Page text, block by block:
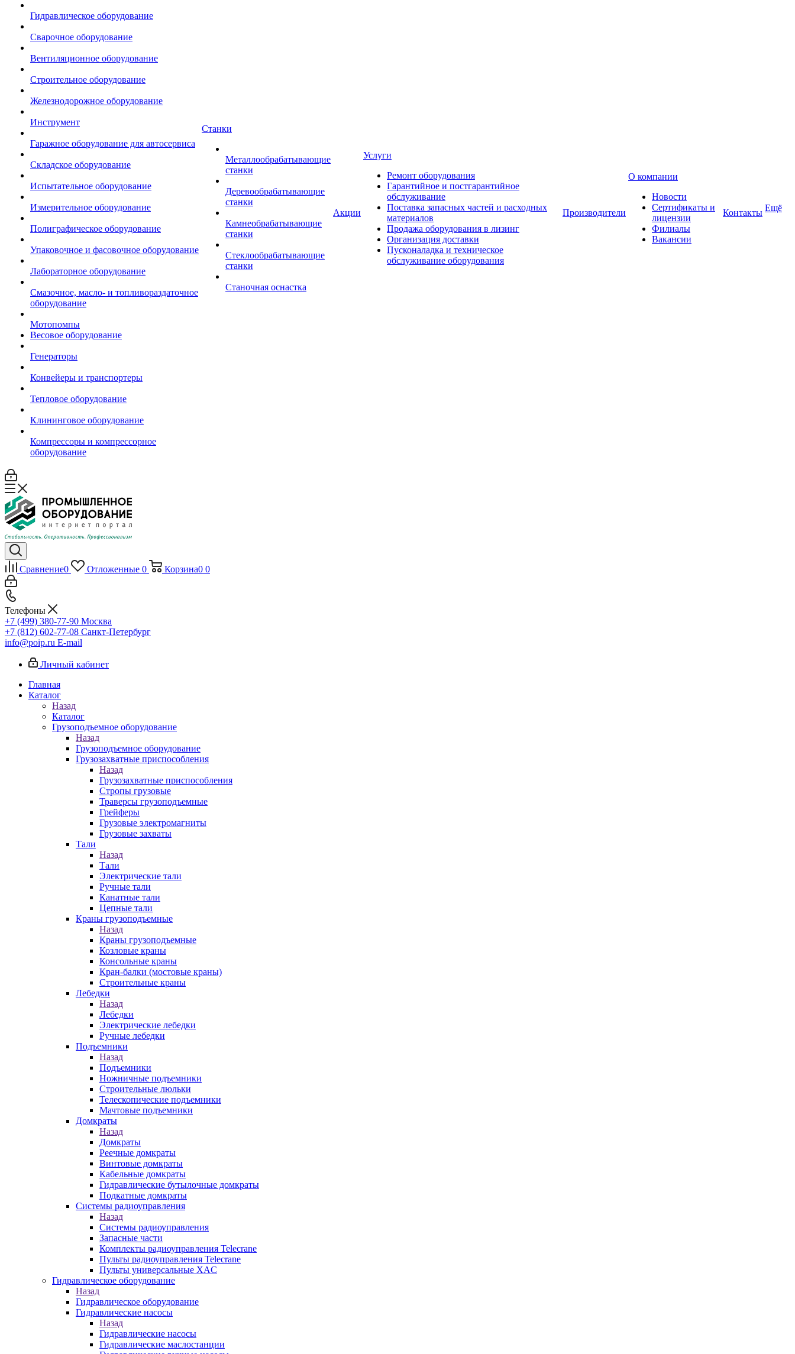
Гидравлическое оборудование
Сварочное оборудование
Вентиляционное оборудование
Строительное оборудование
Железнодорожное оборудование
Инструмент
Гаражное оборудование для автосервиса
Складское оборудование
Испытательное оборудование
Измерительное оборудование
Полиграфическое оборудование
Упаковочное и фасовочное оборудование
Лабораторное оборудование
Смазочное, масло- и топливораздаточное
оборудование
Мотопомпы
Весовое оборудование
Генераторы
Конвейеры и транспортеры
Тепловое оборудование
Клининговое оборудование
Компрессоры и компрессорное
оборудование
Станки
Металлообрабатывающие
станки
Деревообрабатывающие
станки
Камнеобрабатывающие
станки
Стеклообрабатывающие
станки
Станочная оснастка
Акции
Услуги
Ремонт оборудования
Гарантийное и постгарантийное
обслуживание
Поставка запасных частей и расходных
материалов
Продажа оборудования в лизинг
Организация доставки
Пусконаладка и техническое
обслуживание оборудования
Производители
О компании
Новости
Сертификаты и
лицензии
Филиалы
Вакансии
Контакты Ещё
Сравнение0 Отложенные 0 Корзина0 0
Телефоны
+7 (499) 380-77-90 Москва
+7 (812) 602-77-08 Санкт-Петербург
info@poip.ru E-mail
Личный кабинет
Главная
Каталог
Назад
Каталог
Грузоподъемное оборудование
Назад
Грузоподъемное оборудование
Грузозахватные приспособления
Назад
Грузозахватные приспособления
Стропы грузовые
Траверсы грузоподъемные
Грейферы
Грузовые электромагниты
Грузовые захваты
Тали
Назад
Тали
Электрические тали
Ручные тали
Канатные тали
Цепные тали
Краны грузоподъемные
Назад
Краны грузоподъемные
Козловые краны
Консольные краны
Кран-балки (мостовые краны)
Строительные краны
Лебедки
Назад
Лебедки
Электрические лебедки
Ручные лебедки
Подъемники
Назад
Подъемники
Ножничные подъемники
Строительные люльки
Телескопические подъемники
Мачтовые подъемники
Домкраты
Назад
Домкраты
Реечные домкраты
Винтовые домкраты
Кабельные домкраты
Гидравлические бутылочные домкраты
Подкатные домкраты
Системы радиоуправления
Назад
Системы радиоуправления
Запасные части
Комплекты радиоуправления Telecrane
Пульты радиоуправления Telecrane
Пульты универсальные XAC
Гидравлическое оборудование
Назад
Гидравлическое оборудование
Гидравлические насосы
Назад
Гидравлические насосы
Гидравлические маслостанции